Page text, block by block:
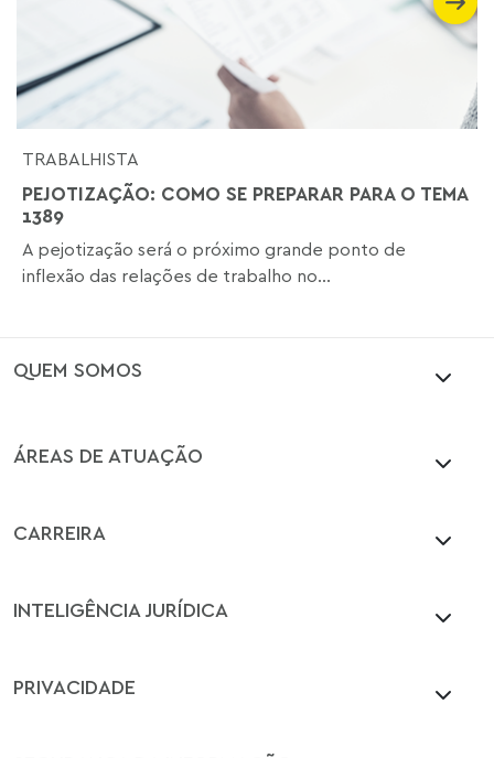
TRABALHISTA
PEJOTIZAÇÃO: COMO SE PREPARAR PARA O TEMA
1389
A pejotização será o próximo grande ponto de
inflexão das relações de trabalho no...
QUEM SOMOS
ÁREAS DE ATUAÇÃO
CARREIRA
INTELIGÊNCIA JURÍDICA
PRIVACIDADE